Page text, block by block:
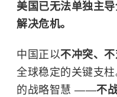
美国已无法单独主
解决危机。
中国正以不冲突、
全球稳定的关键支
的战略智慧 ——不